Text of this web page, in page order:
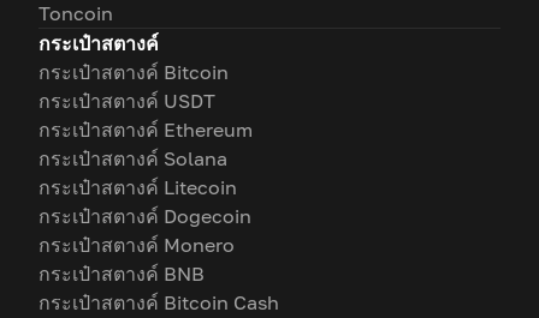
Toncoin
กระเป๋าสตางค์
กระเป๋าสตางค์ Bitcoin
กระเป๋าสตางค์ USDT
กระเป๋าสตางค์ Ethereum
กระเป๋าสตางค์ Solana
กระเป๋าสตางค์ Litecoin
กระเป๋าสตางค์ Dogecoin
กระเป๋าสตางค์ Monero
กระเป๋าสตางค์ BNB
กระเป๋าสตางค์ Bitcoin Cash